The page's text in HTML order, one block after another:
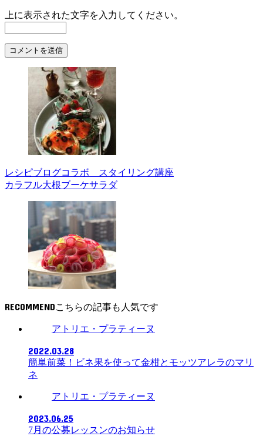
上に表示された文字を入力してください。
レシピブログコラボ スタイリング講座
カラフル大根ブーケサラダ
RECOMMEND
アトリエ・プラティーヌ
2022.03.28
簡単前菜！ビネ果を使って金柑とモッツアレラのマリ
ネ
アトリエ・プラティーヌ
2023.06.25
7月の公募レッスンのお知らせ